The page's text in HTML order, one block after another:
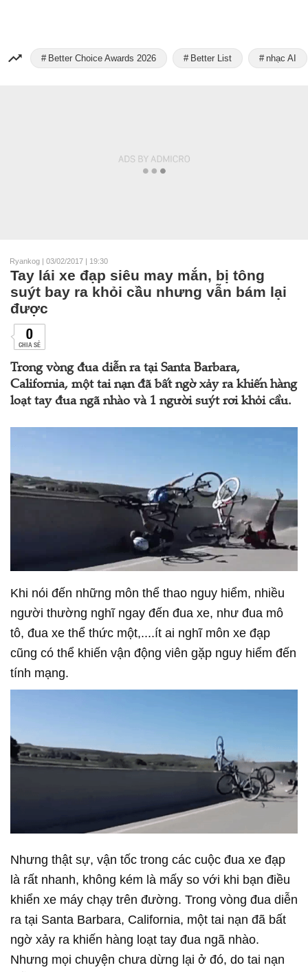
Better Choice Awards 2026 Better List nhạc AI
Ryankog | 03/02/2017 | 19:30
Tay lái xe đạp siêu may mắn, bị tông
suýt bay ra khỏi cầu nhưng vẫn bám lại
được
0
CHIA SẺ
Trong vòng đua diễn ra tại Santa Barbara,
California, một tai nạn đã bất ngờ xảy ra khiến hàng
loạt tay đua ngã nhào và 1 người suýt rơi khỏi cầu.
Khi nói đến những môn thể thao nguy hiểm, nhiều
người thường nghĩ ngay đến đua xe, như đua mô
tô, đua xe thể thức một,....ít ai nghĩ môn xe đạp
cũng có thể khiến vận động viên gặp nguy hiểm đến
tính mạng.
Nhưng thật sự, vận tốc trong các cuộc đua xe đạp
là rất nhanh, không kém là mấy so với khi bạn điều
khiển xe máy chạy trên đường. Trong vòng đua diễn
ra tại Santa Barbara, California, một tai nạn đã bất
ngờ xảy ra khiến hàng loạt tay đua ngã nhào.
Nhưng mọi chuyện chưa dừng lại ở đó, do tai nạn